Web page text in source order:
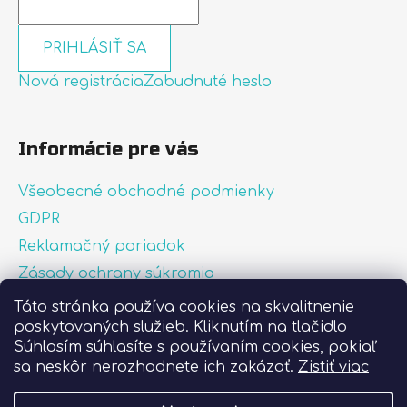
Táto stránka používa cookies na skvalitnenie
poskytovaných služieb. Kliknutím na tlačidlo
Súhlasím súhlasíte s používaním cookies, pokiaľ
sa neskôr nerozhodnete ich zakázať. Zistiť viac
PRIHLÁSIŤ SA
Nová registráciaZabudnuté heslo
Informácie pre vás
Všeobecné obchodné podmienky
GDPR
Reklamačný poriadok
Zásady ochrany súkromia
Zásady používania súborov cookies
O nás
FAQ